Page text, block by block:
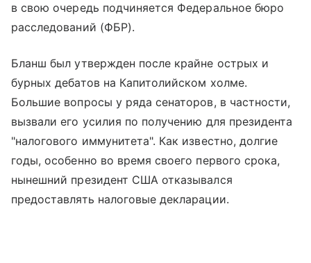
в свою очередь подчиняется Федеральное бюро
расследований (ФБР).
Бланш был утвержден после крайне острых и
бурных дебатов на Капитолийском холме.
Большие вопросы у ряда сенаторов, в частности,
вызвали его усилия по получению для президента
"налогового иммунитета". Как известно, долгие
годы, особенно во время своего первого срока,
нынешний президент США отказывался
предоставлять налоговые декларации.